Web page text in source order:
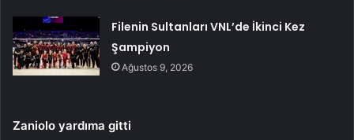
Filenin Sultanları VNL’de İkinci Kez
Şampiyon
Ağustos 9, 2026
Zaniolo yardıma gitti